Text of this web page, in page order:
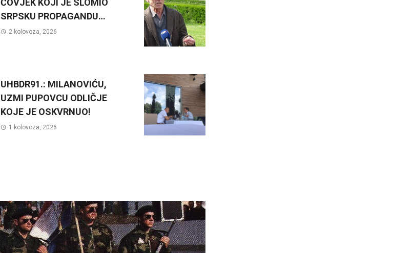
SRPSKU PROPAGANDU…
2 kolovoza, 2026
UHBDR91.: MILANOVIĆU,
UZMI PUPOVCU ODLIČJE
KOJE JE OSKVRNUO!
1 kolovoza, 2026